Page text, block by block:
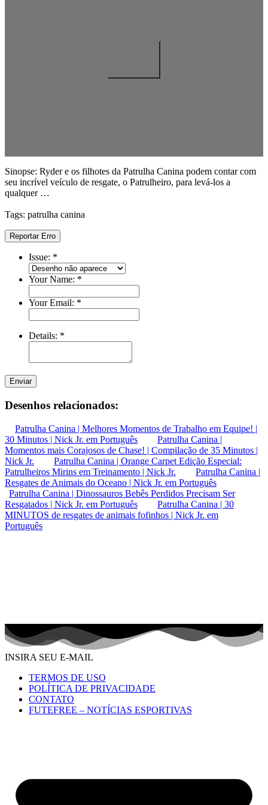
Sinopse: Ryder e os filhotes da Patrulha Canina podem contar com
seu incrível veículo de resgate, o Patrulheiro, para levá-los a
qualquer …
Tags: patrulha canina
Reportar Erro
Issue: *
Your Name: *
Your Email: *
Details: *
Enviar
Desenhos relacionados:
Patrulha Canina | Melhores Momentos de Trabalho em Equipe! |
30 Minutos | Nick Jr. em Português
Patrulha Canina |
Momentos mais Corajosos de Chase! | Compilação de 35 Minutos |
Nick Jr.
Patrulha Canina | Orange Carpet Edição Especial:
Patrulheiros Mirins em Treinamento | Nick Jr.
Patrulha Canina |
Resgates de Animais do Oceano | Nick Jr. em Português
Patrulha Canina | Dinossauros Bebês Perdidos Precisam Ser
Resgatados | Nick Jr. em Português
Patrulha Canina | 30
MINUTOS de resgates de animais fofinhos | Nick Jr. em
Português
INSIRA SEU E-MAIL
TERMOS DE USO
POLÍTICA DE PRIVACIDADE
CONTATO
FUTEFREE – NOTÍCIAS ESPORTIVAS